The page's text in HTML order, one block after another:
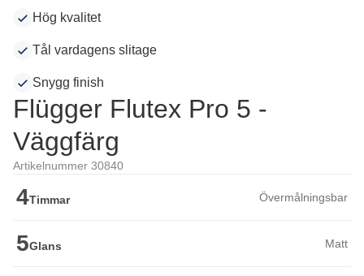
Hög kvalitet
Tål vardagens slitage
Snygg finish
Flügger Flutex Pro 5 -
Väggfärg
Artikelnummer 30840
4Timmar Övermålningsbar
5Glans Matt